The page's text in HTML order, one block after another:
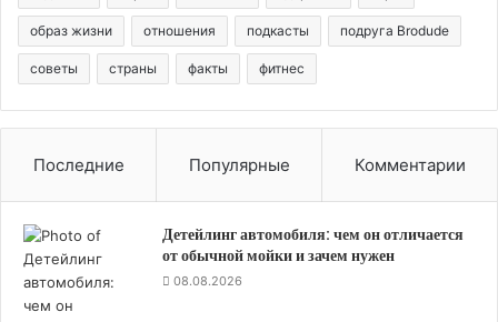
образ жизни отношения подкасты подруга Brodude
советы страны факты фитнес
Последние Популярные Комментарии
Детейлинг автомобиля: чем он отличается
от обычной мойки и зачем нужен
08.08.2026